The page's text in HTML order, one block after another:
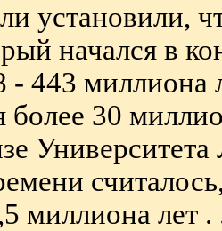
установили,
начался в
- 443 миллиона
более 30
миллиона лет .